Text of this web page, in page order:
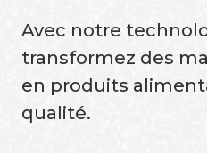
Avec notre
transformez des
en produits
qualité.